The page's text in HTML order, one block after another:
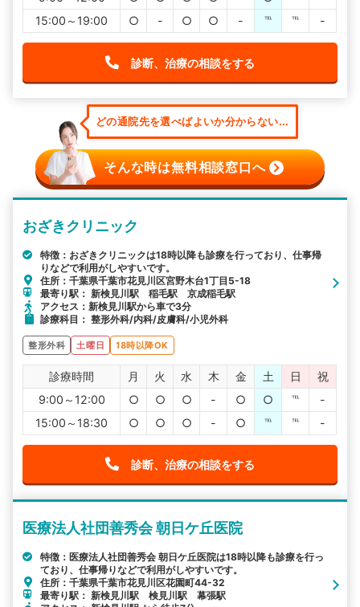
15:00～19:00
○ - ○ ○ - ℡ ℡ -
診断、治療の相談をする
どの通院先を選べばよいか分からない...
そんな時は無料相談窓口へ
おざきクリニック
特徴：おざきクリニックは18時以降も診療を行っており、仕事帰
りなどで利用がしやすいです。
住所：千葉県千葉市花見川区宮野木台1丁目5-18
最寄り駅： 新検見川駅 稲毛駅 京成稲毛駅
アクセス：新検見川駅から車で3分
診療科目： 整形外科/内科/皮膚科/小児外科
整形外科 土曜日 18時以降OK
診療時間 月 火 水 木 金 土 日
祝
9:00～12:00
○ ○ ○ - ○ ○ ℡
-
15:00～18:30
○ ○ ○ - ○ ℡ ℡ -
診断、治療の相談をする
医療法人社団善秀会 朝日ケ丘医院
特徴：医療法人社団善秀会 朝日ケ丘医院は18時以降も診療を行っ
ており、仕事帰りなどで利用がしやすいです。
住所：千葉県千葉市花見川区花園町44-32
最寄り駅： 新検見川駅 検見川駅 幕張駅